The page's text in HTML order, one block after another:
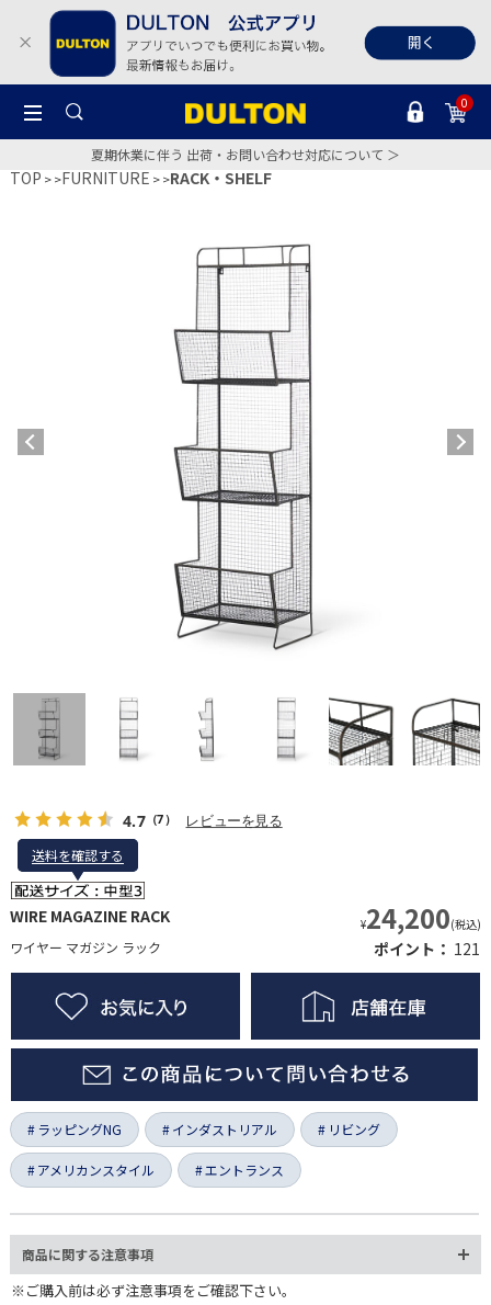
0
夏期休業に伴う 出荷・お問い合わせ対応について ＞
TOP >FURNITURE >RACK・SHELF
4.7（7） レビューを見る
送料を確認する
送料を確認する
WIRE MAGAZINE RACK
ワイヤー マガジン ラック
¥24,200(税込)
ポイント： 121
ラッピングNG インダストリアル リビング
アメリカンスタイル エントランス
商品に関する注意事項
※ご購入前は必ず注意事項をご確認下さい。